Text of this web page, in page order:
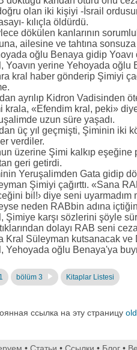
olan iki kişiyi -İsrail
kılıçla öldürdü.
dökülen kanlarının
ailesine ve tahtına
oğlu Benaya gidip
Yoavın yerine Yehoyada oğlu
kral haber gönderip Şimiyi
ayrılıp Kidron Vadisinden
krala, «Efendim kral, peki»
uzun süre yaşadı.
üç yıl geçmişti, Şiminin iki
verdiler.
üzerine Şimi kalkıp
geri getirdi.
Yeruşalimden Gata gidip
Şimiyi çağırttı. «Sana
bil!› diye seni uyarmadım
neden RABbin adına
Şimiye karşı sözlerini şöyle
dolayı RAB seni
Kral Süleyman kutsanacak ve
Yehoyada oğlu Benaya'ya
bölüm 3 Kitaplar Listesi
ссылка на эту страницу